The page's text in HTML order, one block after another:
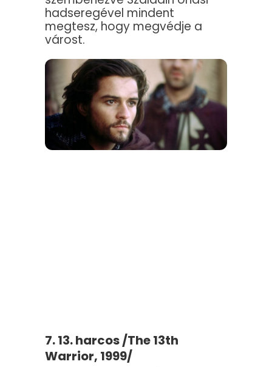
hadseregével mindent
megtesz, hogy megvédje a
várost.
7. 13. harcos /The 13th
Warrior, 1999/